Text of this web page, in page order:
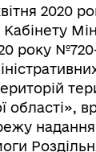
2020
року
області»,
надання